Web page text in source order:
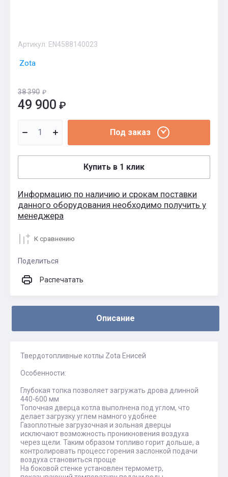
Артикул: EN4588140023
Zota
38 390 ₽
49 900 ₽
Под заказ
Купить в 1 клик
Информацию по наличию и срокам поставки
данного оборудования необходимо получить у
менеджера
К сравнению
Поделиться
Распечатать
Описание
Твердотопливные котлы Zota Енисей
Особенности:
Глубокая топка позволяет загружать дрова длинной
440-600 мм
Топочная дверца котла выполнена под углом, что
делает загрузку углем намного удобнее
Газоплотные загрузочная и зольная дверцы
исключают возможность проникновения воздуха
через щели. Таким образом топливо горит дольше, а
контролировать процесс горения заслонкой подачи
воздуха становиться проще
На боковой стенке установлен термометр,